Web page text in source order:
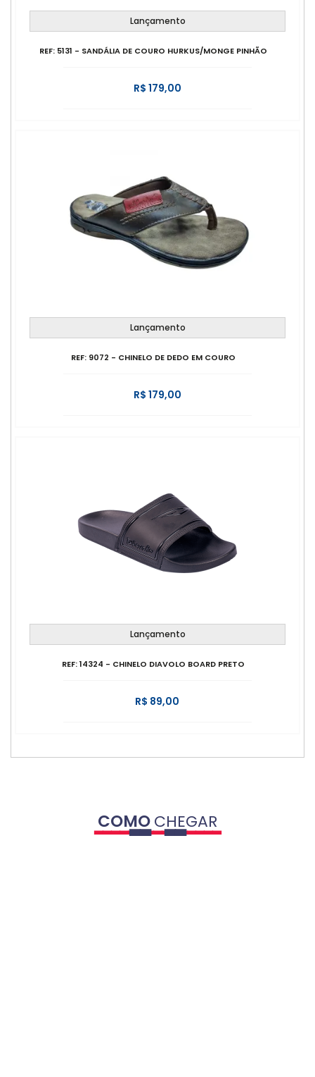
Lançamento
REF: 5131 - SANDÁLIA DE COURO HURKUS/MONGE PINHÃO
R$ 179,00
Lançamento
REF: 9072 - CHINELO DE DEDO EM COURO
R$ 179,00
Lançamento
REF: 14324 - CHINELO DIAVOLO BOARD PRETO
R$ 89,00
COMOCHEGAR